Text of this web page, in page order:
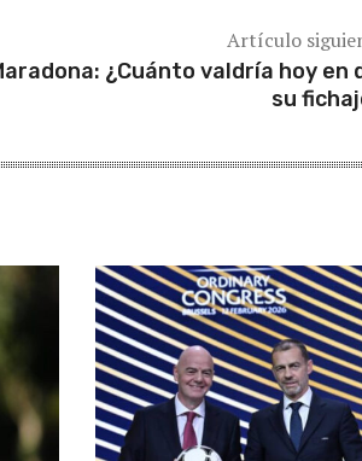
Artículo
¿Cuánto valdría hoy en
su